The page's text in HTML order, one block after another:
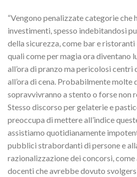
“Vengono penalizzate categorie che
investimenti, spesso indebitandosi
della sicurezza, come bar e
quali come per magia ora diventano
all’ora di pranzo ma pericolosi centri
all’ora di cena. Probabilmente molte
sopravvivranno a stento o forse non
Stesso discorso per gelaterie e
preoccupa di mettere all’indice
assistiamo quotidianamente
pubblici strabordanti di persone e
razionalizzazione dei concorsi, come
docenti che avrebbe dovuto